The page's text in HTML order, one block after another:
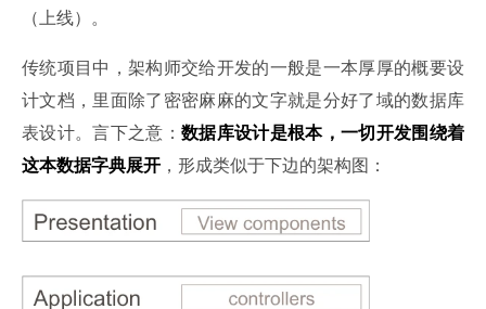
（上线）。
传统项目中，架构师交给开发的一般是一本厚厚的概要设
计文档，里面除了密密麻麻的文字就是分好了域的数据库
表设计。言下之意： 数据库设计是根本，一切开发围绕着
这本数据字典展开 ，形成类似于下边的架构图：